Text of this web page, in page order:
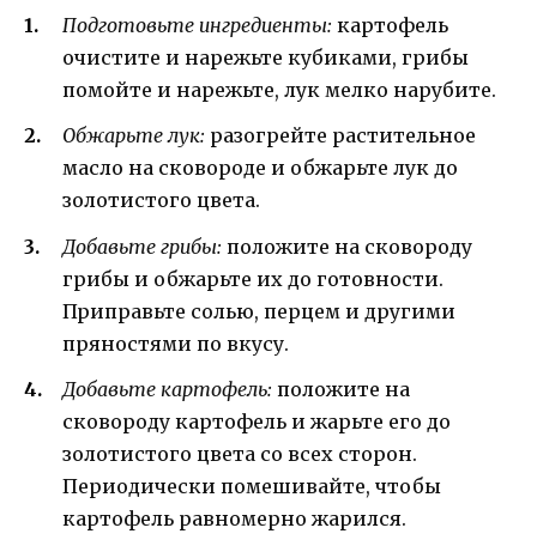
Подготовьте ингредиенты: картофель
очистите и нарежьте кубиками, грибы
помойте и нарежьте, лук мелко нарубите.
Обжарьте лук: разогрейте растительное
масло на сковороде и обжарьте лук до
золотистого цвета.
Добавьте грибы: положите на сковороду
грибы и обжарьте их до готовности.
Приправьте солью, перцем и другими
пряностями по вкусу.
Добавьте картофель: положите на
сковороду картофель и жарьте его до
золотистого цвета со всех сторон.
Периодически помешивайте, чтобы
картофель равномерно жарился.